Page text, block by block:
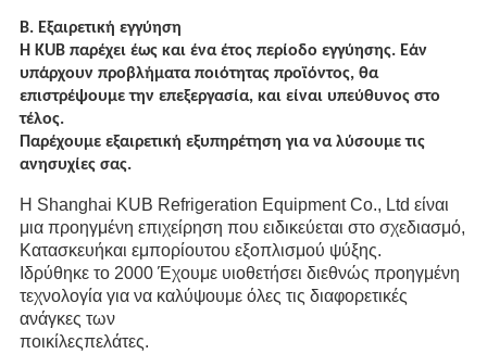
Β. Εξαιρετική εγγύηση
Η KUB παρέχει έως και ένα έτος περίοδο εγγύησης. Εάν
υπάρχουν προβλήματα ποιότητας προϊόντος, θα
επιστρέψουμε την επεξεργασία, και είναι υπεύθυνος στο
τέλος.
Παρέχουμε εξαιρετική εξυπηρέτηση για να λύσουμε τις
ανησυχίες σας.
Η Shanghai KUB Refrigeration Equipment Co., Ltd είναι
μια προηγμένη επιχείρηση που ειδικεύεται στο σχεδιασμό,
Κατασκευήκαι εμπορίουτου εξοπλισμού ψύξης.
Ιδρύθηκε το 2000 Έχουμε υιοθετήσει διεθνώς προηγμένη
τεχνολογία για να καλύψουμε όλες τις διαφορετικές
ανάγκες των
ποικίλεςπελάτες.